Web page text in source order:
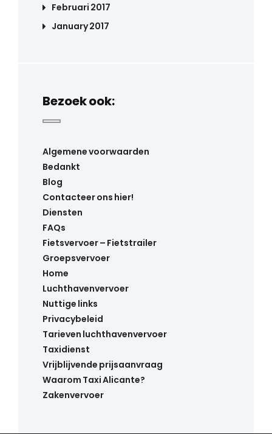
Februari 2017
January 2017
Bezoek ook:
Algemene voorwaarden
Bedankt
Blog
Contacteer ons hier!
Diensten
FAQs
Fietsvervoer – Fietstrailer
Groepsvervoer
Home
Luchthavenvervoer
Nuttige links
Privacybeleid
Tarieven luchthavenvervoer
Taxidienst
Vrijblijvende prijsaanvraag
Waarom Taxi Alicante?
Zakenvervoer